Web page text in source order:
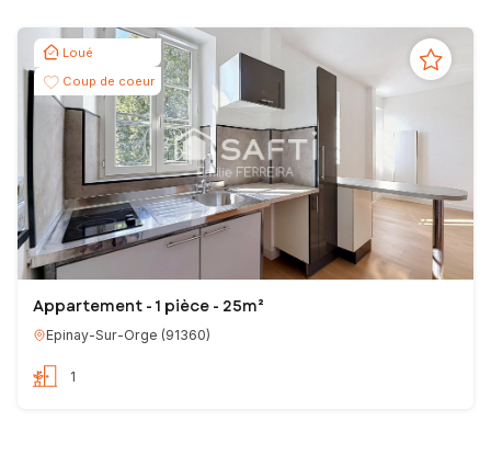
Loué
Coup de coeur
Appartement - 1 pièce - 25m²
Epinay-Sur-Orge (91360)
1